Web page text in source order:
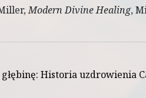
Modern Divine Healing,
głębinę: Historia uzdrowienia